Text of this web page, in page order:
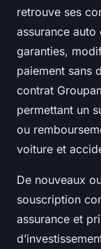
retrouve ses
assurance auto
garanties,
paiement sans
contrat
permettant un
ou
voiture et
De nouveaux
souscription
assurance et